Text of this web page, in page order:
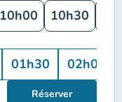
10h00 10h30
01h30 02h00
Réserver